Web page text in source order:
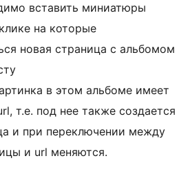
вставить миниатюры
на которые
новая страница с альбомом
в этом альбоме имеет
т.е. под нее также создается
и при переключении между
и url меняются.